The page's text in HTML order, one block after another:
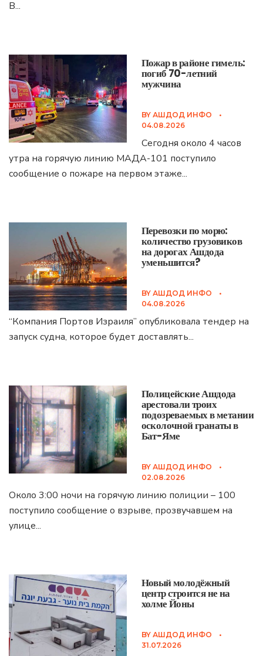
В...
Пожар в районе гимель:
погиб 70-летний
мужчина
BY АШДОД ИНФО
•
04.08.2026
Сегодня около 4 часов
утра на горячую линию МАДА-101 поступило
сообщение о пожаре на первом этаже...
Перевозки по морю:
количество грузовиков
на дорогах Ашдода
уменьшится?
BY АШДОД ИНФО
•
04.08.2026
“Компания Портов Израиля” опубликовала тендер на
запуск судна, которое будет доставлять...
Полицейские Ашдода
арестовали троих
подозреваемых в метании
осколочной гранаты в
Бат-Яме
BY АШДОД ИНФО
•
02.08.2026
Около 3:00 ночи на горячую линию полиции – 100
поступило сообщение о взрыве, прозвучавшем на
улице...
Новый молодёжный
центр строится не на
холме Йоны
BY АШДОД ИНФО
•
31.07.2026